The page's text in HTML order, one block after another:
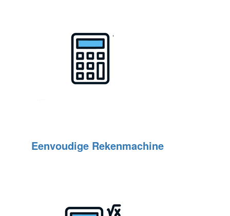
Eenvoudige Rekenmachine